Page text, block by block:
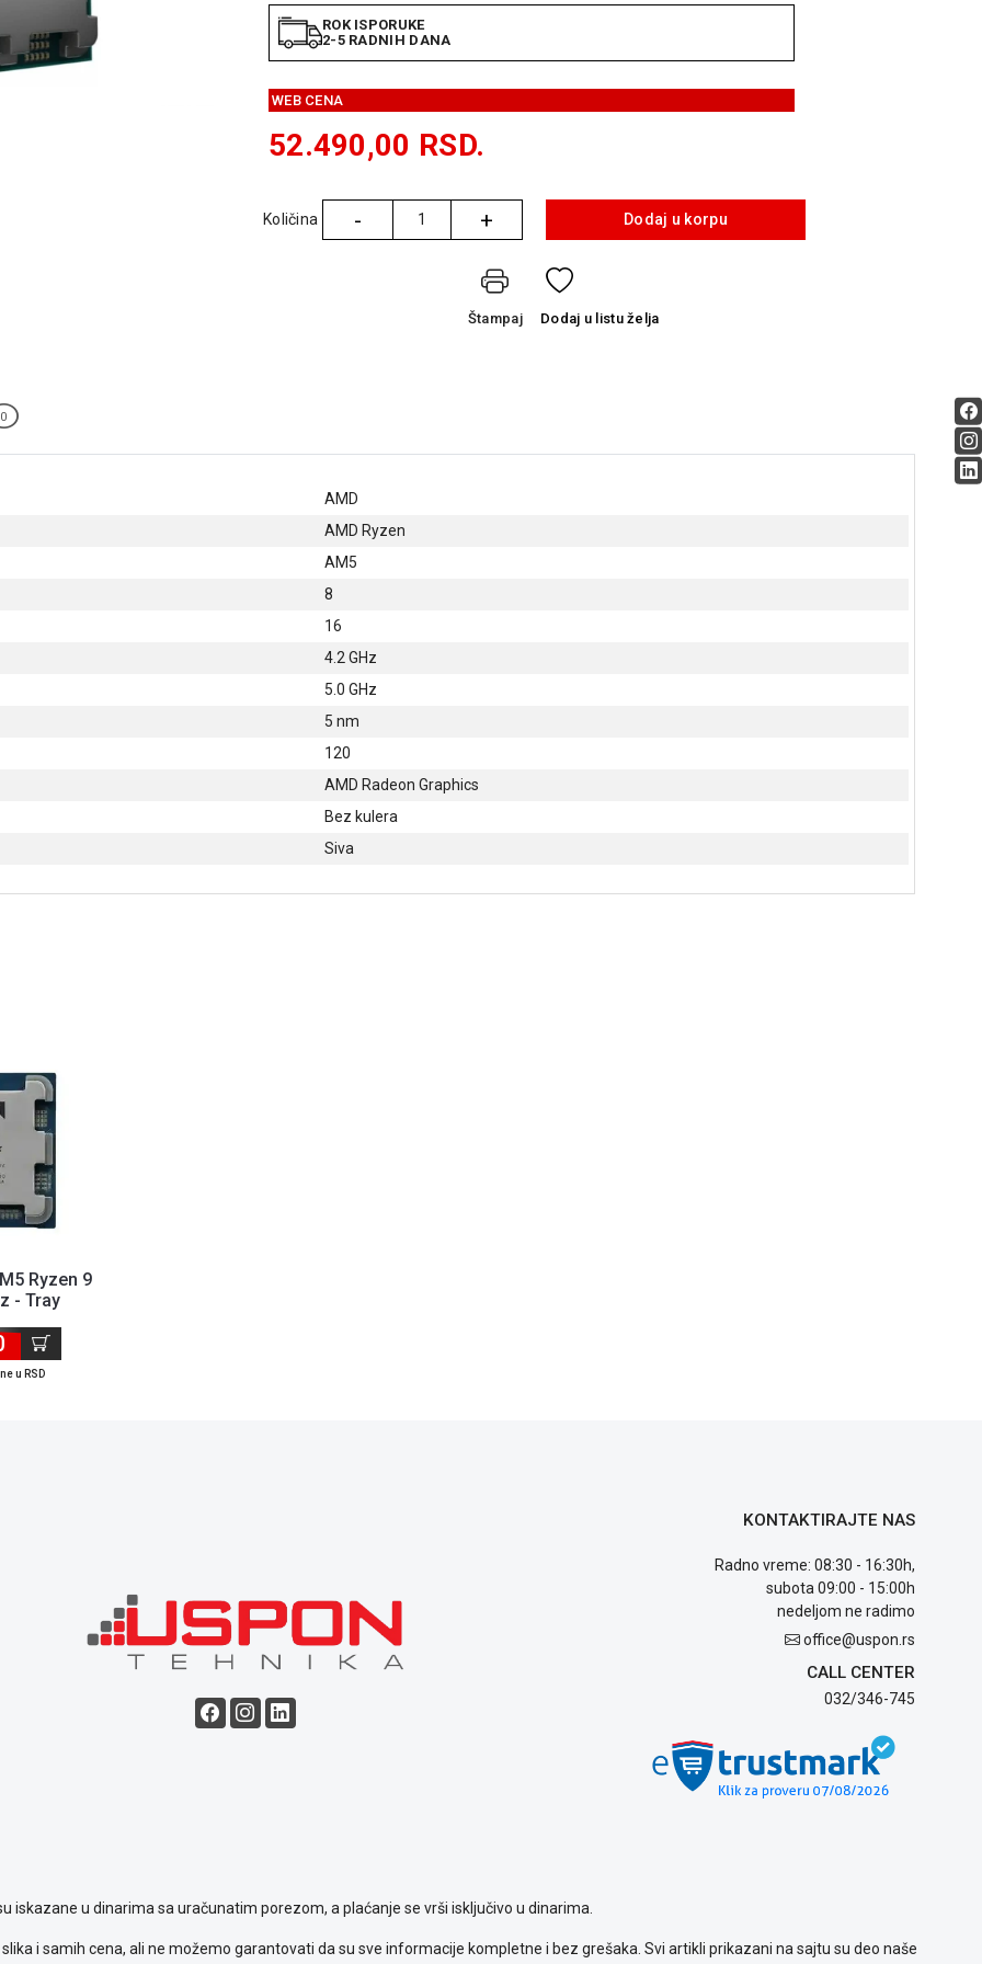
ROK ISPORUKE
2-5 RADNIH DANA
WEB CENA
52.490,00 RSD.
Količina - + Dodaj u korpu
Štampaj Dodaj u listu želja
0
AMD
AMD Ryzen
AM5
8
16
4.2 GHz
5.0 GHz
5 nm
120
AMD Radeon Graphics
Bez kulera
Siva
Ryzen 9
- Tray
u RSD
KONTAKTIRAJTE NAS
Radno vreme: 08:30 - 16:30h,
subota 09:00 - 15:00h
nedeljom ne radimo
office@uspon.rs
CALL CENTER
032/346-745
iskazane u dinarima sa uračunatim porezom, a plaćanje se vrši isključivo u dinarima.
i samih cena, ali ne možemo garantovati da su sve informacije kompletne i bez grešaka. Svi artikli prikazani na sajtu su deo naše